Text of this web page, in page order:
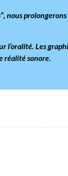
nous
l’oralité. Les
réalité sonore.